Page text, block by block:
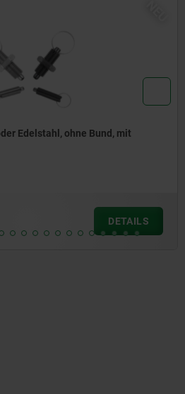
Edelstahl, ohne Bund, mit
DETAILS